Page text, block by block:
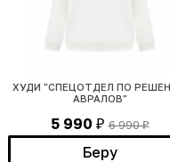
ХУДИ "СПЕЦОТДЕЛ ПО
АВРАЛОВ"
5 990 ₽ 6 990₽
Беру